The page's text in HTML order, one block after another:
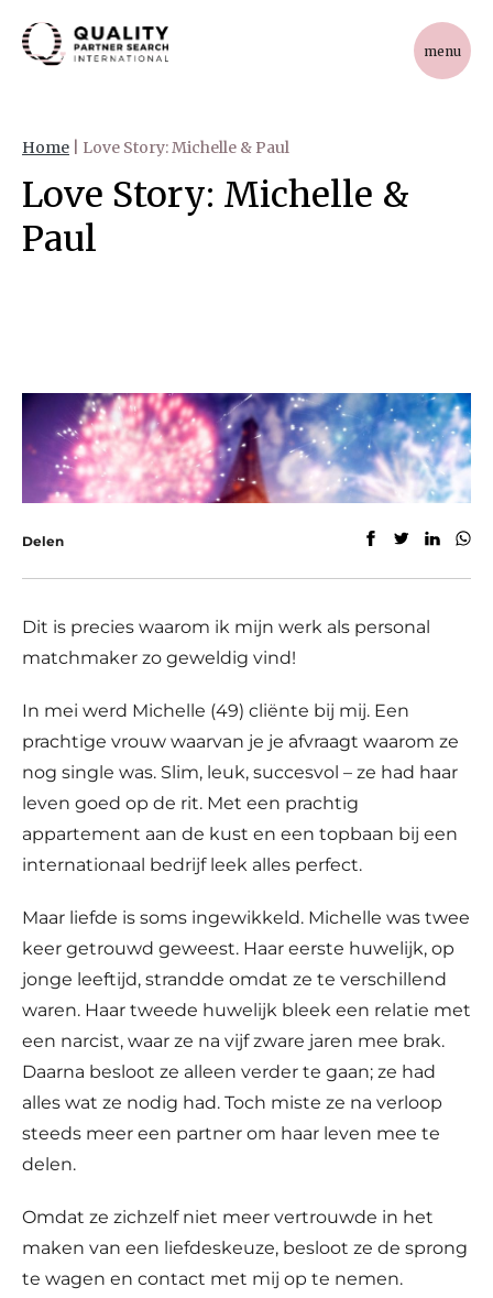
menu
Home Love Story: Michelle & Paul
Love Story: Michelle &
Paul
Delen
Dit is precies waarom ik mijn werk als personal
matchmaker zo geweldig vind!
In mei werd Michelle (49) cliënte bij mij. Een
prachtige vrouw waarvan je je afvraagt waarom ze
nog single was. Slim, leuk, succesvol – ze had haar
leven goed op de rit. Met een prachtig
appartement aan de kust en een topbaan bij een
internationaal bedrijf leek alles perfect.
Maar liefde is soms ingewikkeld. Michelle was twee
keer getrouwd geweest. Haar eerste huwelijk, op
jonge leeftijd, strandde omdat ze te verschillend
waren. Haar tweede huwelijk bleek een relatie met
een narcist, waar ze na vijf zware jaren mee brak.
Daarna besloot ze alleen verder te gaan; ze had
alles wat ze nodig had. Toch miste ze na verloop
steeds meer een partner om haar leven mee te
delen.
Omdat ze zichzelf niet meer vertrouwde in het
maken van een liefdeskeuze, besloot ze de sprong
te wagen en contact met mij op te nemen.